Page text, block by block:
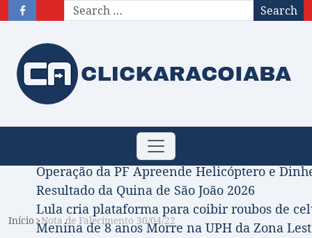
Search
Toggle
navigation
Obituário – Nota de falecimento: 31/07/2026
Comissão Aprova Projeto de Jilmar Tatto
Operação da PF Apreende Helicóptero e
Resultado da Quina de São João 2026
Lula cria plataforma para coibir roubos de
Menina de 8 anos Morre na UPH da Zona
Início Nota de Falecimento 30/04/22